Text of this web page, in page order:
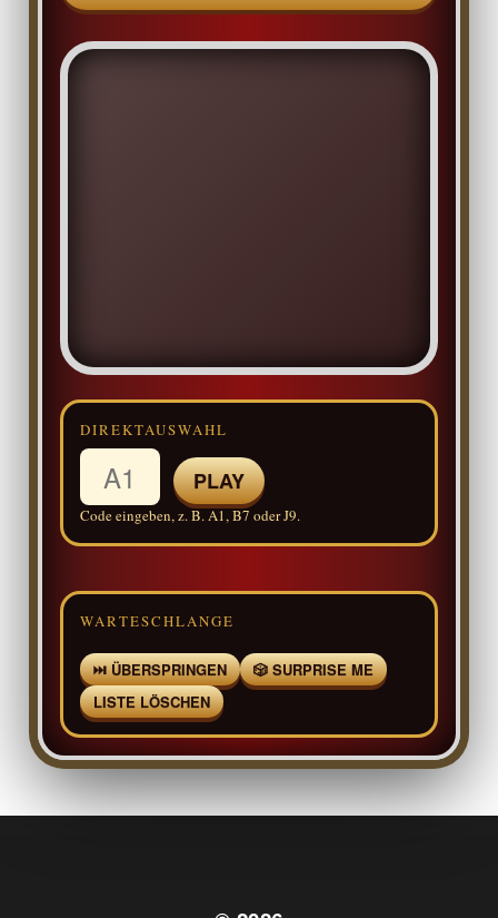
DIREKTAUSWAHL
PLAY
Code eingeben, z. B. A1, B7 oder J9.
WARTESCHLANGE
⏭ ÜBERSPRINGEN
🎲 SURPRISE ME
LISTE LÖSCHEN